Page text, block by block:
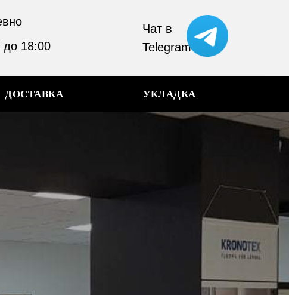
Чат в
Telegram
до 18:00
ДОСТАВКА УКЛАДКА